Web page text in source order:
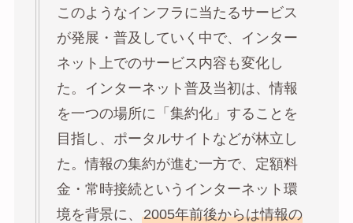
このようなインフラに当たるサービス
が発展・普及していく中で、インター
ネット上でのサービス内容も変化し
た。インターネット普及当初は、情報
を一つの場所に「集約化」することを
目指し、ポータルサイトなどが林立し
た。情報の集約が進む一方で、定額料
金・常時接続というインターネット環
境を背景に、 2005年前後からは情報の